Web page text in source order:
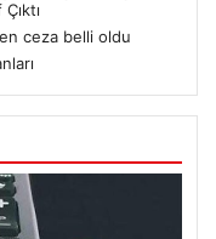
ceza belli oldu